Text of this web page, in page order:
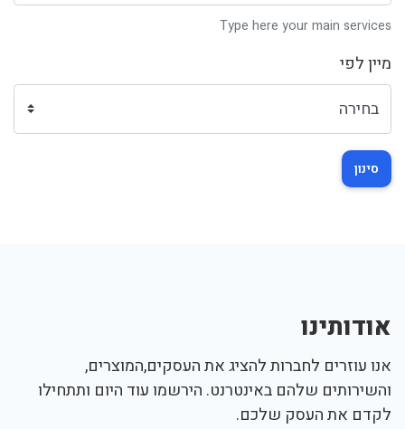
Type here your main services
מיין לפי
סינון
אודותינו
אנו עוזרים לחברות להציג את העסקים,המוצרים,
והשירותים שלהם באינטרנט. הירשמו עוד היום ותתחילו
לקדם את העסק שלכם.